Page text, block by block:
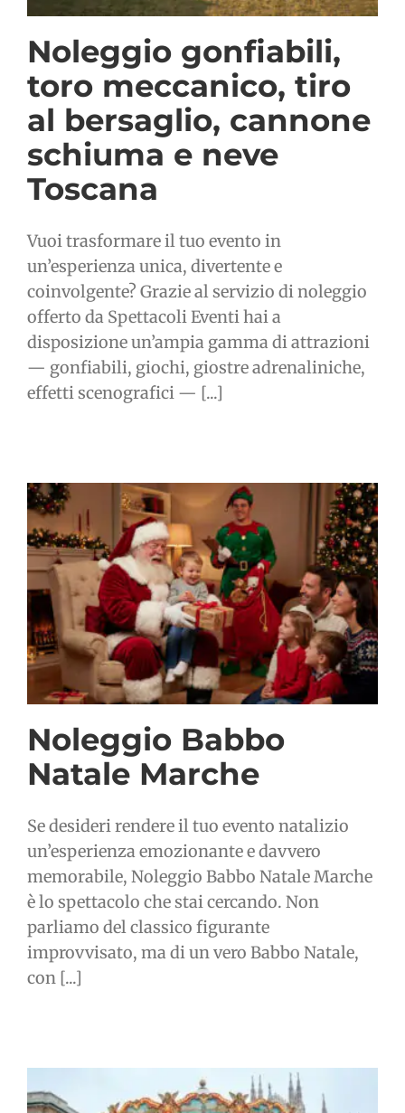
Noleggio gonfiabili,
toro meccanico, tiro
al bersaglio, cannone
schiuma e neve
Toscana
Vuoi trasformare il tuo evento in
un’esperienza unica, divertente e
coinvolgente? Grazie al servizio di noleggio
offerto da Spettacoli Eventi hai a
disposizione un’ampia gamma di attrazioni
— gonfiabili, giochi, giostre adrenaliniche,
effetti scenografici — [...]
Noleggio Babbo
Natale Marche
Se desideri rendere il tuo evento natalizio
un’esperienza emozionante e davvero
memorabile, Noleggio Babbo Natale Marche
è lo spettacolo che stai cercando. Non
parliamo del classico figurante
improvvisato, ma di un vero Babbo Natale,
con [...]